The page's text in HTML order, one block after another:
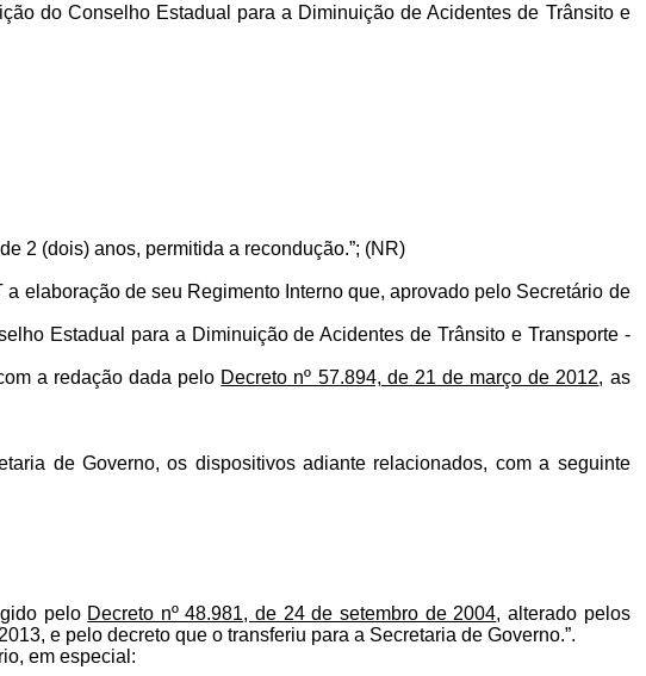
do Conselho Estadual para a Diminuição de Acidentes de Trânsito e
2 (dois) anos, permitida a recondução.”; (NR)
elaboração de seu Regimento Interno que, aprovado pelo Secretário de
Estadual para a Diminuição de Acidentes de Trânsito e Transporte -
a redação dada pelo Decreto nº 57.894, de 21 de março de 2012, as
de Governo, os dispositivos adiante relacionados, com a seguinte
pelo Decreto nº 48.981, de 24 de setembro de 2004, alterado pelos
e pelo decreto que o transferiu para a Secretaria de Governo.”.
em especial: